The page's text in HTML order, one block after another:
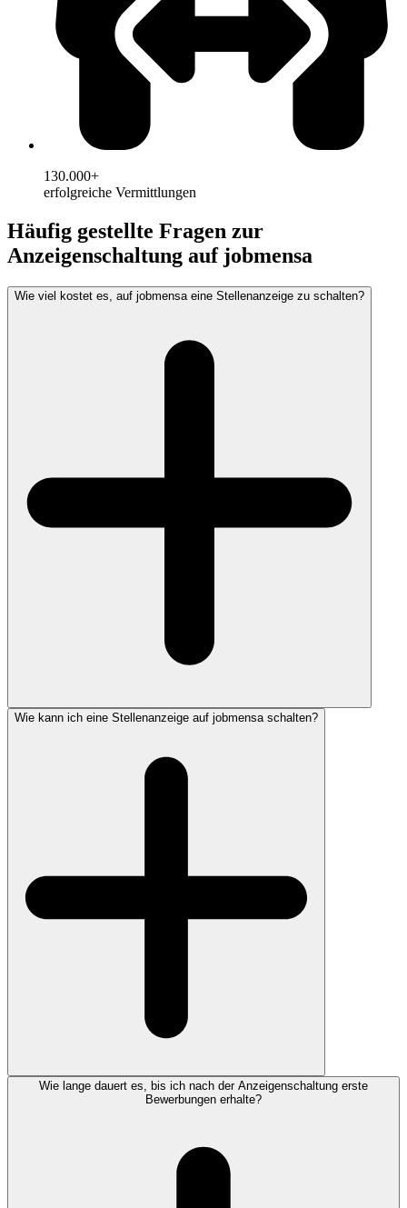
130.000+
erfolgreiche Vermittlungen
Häufig gestellte Fragen zur
Anzeigenschaltung auf jobmensa
Wie viel kostet es, auf jobmensa eine Stellenanzeige zu schalten?
Wie kann ich eine Stellenanzeige auf jobmensa schalten?
Wie lange dauert es, bis ich nach der Anzeigenschaltung erste
Bewerbungen erhalte?